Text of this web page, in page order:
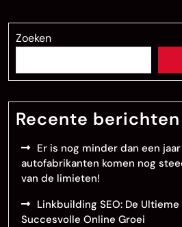
Zoeken
Recente berichten
Er is nog minder dan een
autofabrikanten komen nog
van de limieten!
Linkbuilding SEO: De
Succesvolle Online Groei